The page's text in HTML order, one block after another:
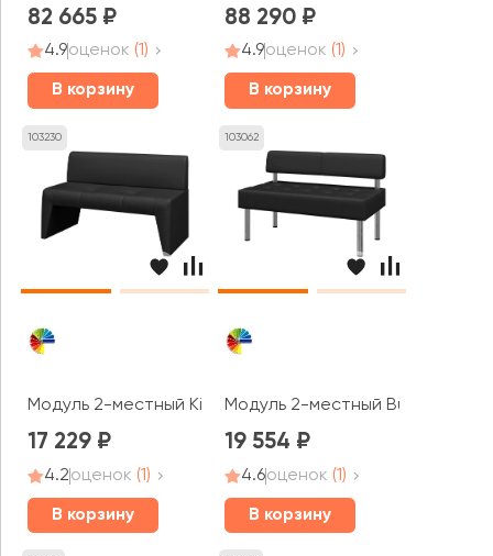
82 665
4.9оценок (1)
В корзину
88 290
4.9оценок (1)
В корзину
103230
Модуль 2-местный Kit2 Кит MVK
17 229
4.2оценок (1)
В корзину
103062
Модуль 2-местный Bu2 Бизнес
19 554
4.6оценок (1)
В корзину